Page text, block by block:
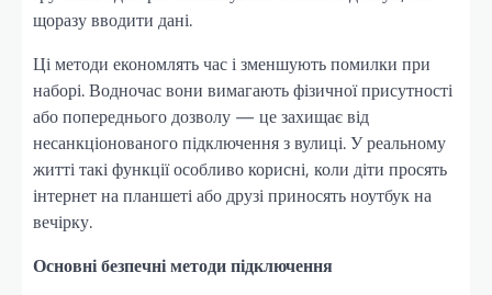
щоразу вводити дані.
Ці методи економлять час і зменшують помилки при
наборі. Водночас вони вимагають фізичної присутності
або попереднього дозволу — це захищає від
несанкціонованого підключення з вулиці. У реальному
житті такі функції особливо корисні, коли діти просять
інтернет на планшеті або друзі приносять ноутбук на
вечірку.
Основні безпечні методи підключення